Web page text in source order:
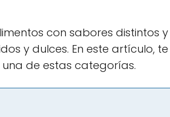
con sabores distintos y
y dulces. En este artículo, te
de estas categorías.